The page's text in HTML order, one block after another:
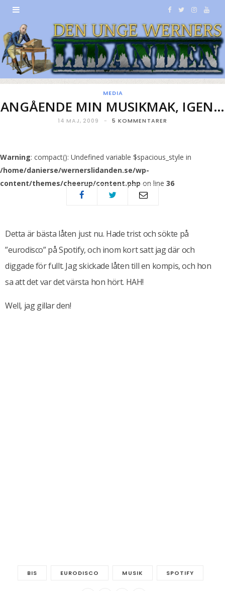
F
a
c
e
o
w
i
t
I
n
s
t
g
Y
o
u
T
b
MEDIA
ANGÅENDE MIN MUSIKMAK, IGEN…
14 MAJ, 2009 5 KOMMENTARER
Warning: compact(): Undefined variable $spacious_style in
/home/danierse/wernerslidanden.se/wp-
content/themes/cheerup/content.php on line 36
Detta är bästa låten just nu. Hade trist och sökte på
”eurodisco” på Spotify, och inom kort satt jag där och
diggade för fullt. Jag skickade låten till en kompis, och hon
sa att det var det värsta hon hört. HAH!
Well, jag gillar den!
BIS EURODISCO MUSIK SPOTIFY